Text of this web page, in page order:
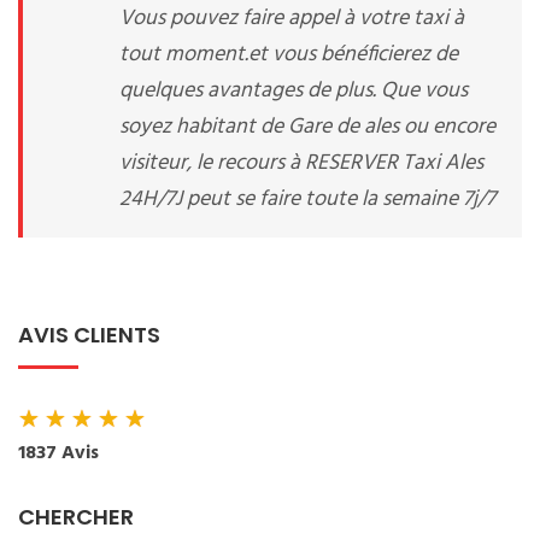
Vous pouvez faire appel à votre taxi à
tout moment.et vous bénéficierez de
quelques avantages de plus. Que vous
soyez habitant de Gare de ales ou encore
visiteur, le recours à RESERVER Taxi Ales
24H/7J peut se faire toute la semaine 7j/7
AVIS CLIENTS
★★★★★
1837 Avis
CHERCHER